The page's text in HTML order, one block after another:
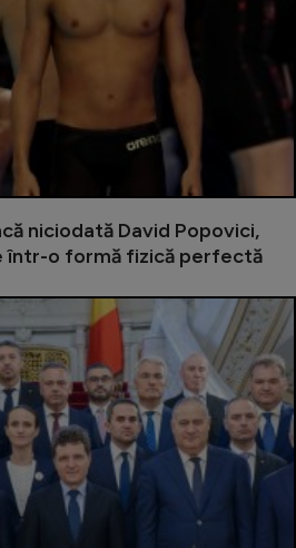
niciodată David Popovici,
într-o formă fizică perfectă